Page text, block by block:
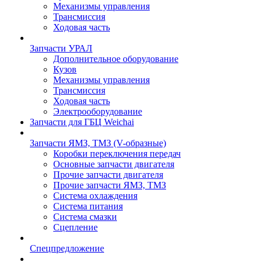
Механизмы управления
Трансмиссия
Ходовая часть
Запчасти УРАЛ
Дополнительное оборудование
Кузов
Механизмы управления
Трансмиссия
Ходовая часть
Электрооборудование
Запчасти для ГБЦ Weichai
Запчасти ЯМЗ, ТМЗ (V-образные)
Коробки переключения передач
Основные запчасти двигателя
Прочие запчасти двигателя
Прочие запчасти ЯМЗ, ТМЗ
Система охлаждения
Система питания
Система смазки
Сцепление
Спецпредложение